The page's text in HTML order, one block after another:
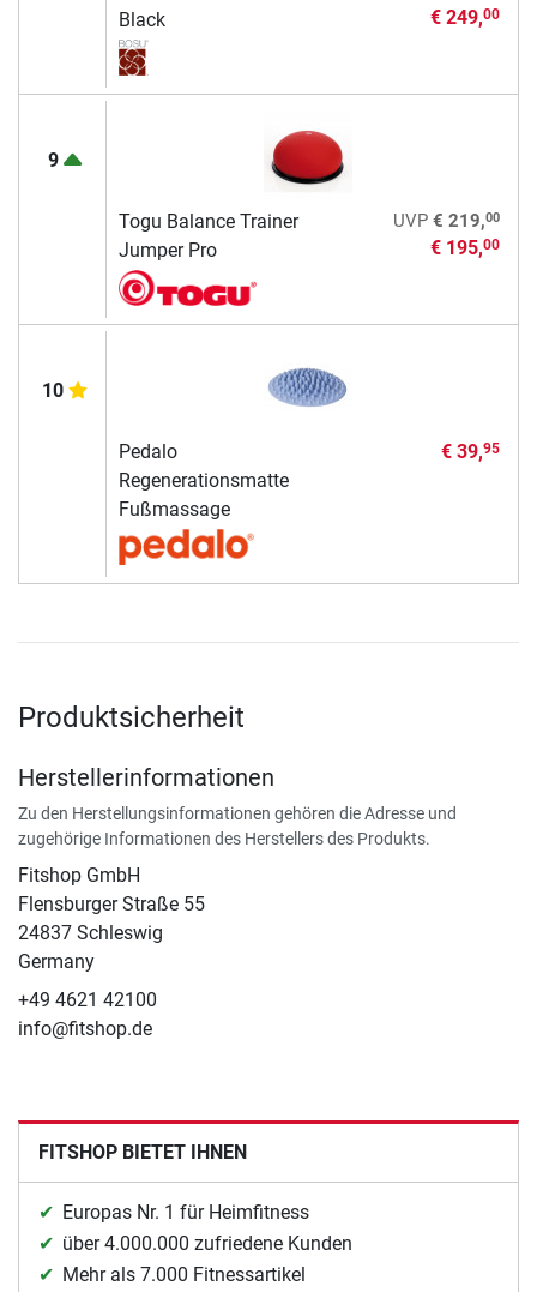
Black
€ 249,00
9
Togu Balance Trainer
Jumper Pro
UVP € 219,00
€ 195,00
10
Pedalo
Regenerationsmatte
Fußmassage
€ 39,95
Produktsicherheit
Herstellerinformationen
Zu den Herstellungsinformationen gehören die Adresse und
zugehörige Informationen des Herstellers des Produkts.
Fitshop GmbH
Flensburger Straße 55
24837 Schleswig
Germany
+49 4621 42100
info@fitshop.de
FITSHOP BIETET IHNEN
Europas Nr. 1 für Heimfitness
über 4.000.000 zufriedene Kunden
Mehr als 7.000 Fitnessartikel